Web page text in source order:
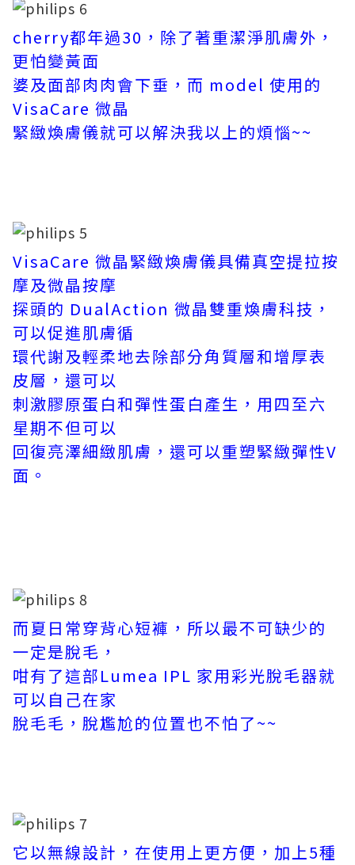
cherry都年過30，除了著重潔淨肌膚外，
更怕變黃面
婆及面部肉肉會下垂，而 model 使用的
VisaCare 微晶
緊緻煥膚儀就可以解決我以上的煩惱~~
VisaCare 微晶緊緻煥膚儀具備真空提拉按
摩及微晶按摩
探頭的 DualAction 微晶雙重煥膚科技，
可以促進肌膚循
環代謝及輕柔地去除部分角質層和增厚表
皮層，還可以
刺激膠原蛋白和彈性蛋白產生，用四至六
星期不但可以
回復亮澤細緻肌膚，還可以重塑緊緻彈性V
面。
而夏日常穿背心短褲，所以最不可缺少的
一定是脫毛，
咁有了這部Lumea IPL 家用彩光脫毛器就
可以自己在家
脫毛毛，脫尷尬的位置也不怕了~~
它以無線設計，在使用上更方便，加上5種